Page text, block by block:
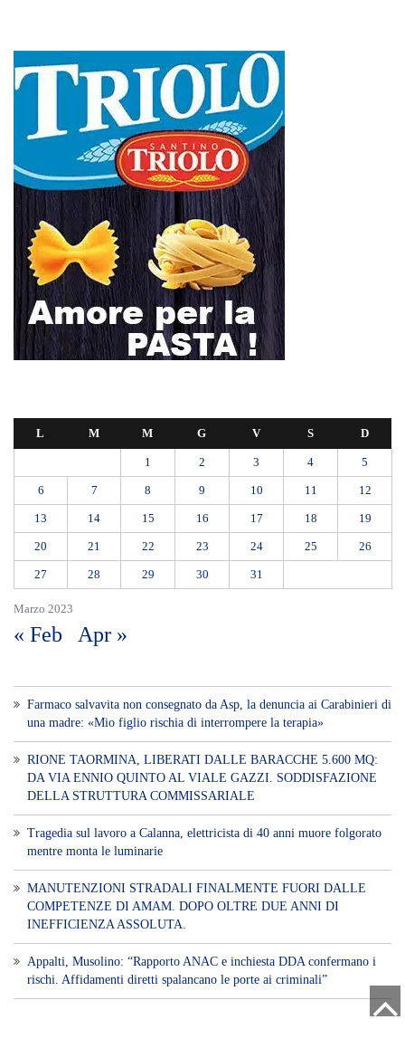
Marzo 2023
L M M G V S D
1 2 3 4 5
6 7 8 9 10 11 12
13 14 15 16 17 18 19
20 21 22 23 24 25 26
27 28 29 30 31
« Feb Apr »
Farmaco salvavita non consegnato da Asp, la denuncia ai Carabinieri di
una madre: «Mio figlio rischia di interrompere la terapia»
RIONE TAORMINA, LIBERATI DALLE BARACCHE 5.600 MQ:
DA VIA ENNIO QUINTO AL VIALE GAZZI. SODDISFAZIONE
DELLA STRUTTURA COMMISSARIALE
Tragedia sul lavoro a Calanna, elettricista di 40 anni muore folgorato
mentre monta le luminarie
MANUTENZIONI STRADALI FINALMENTE FUORI DALLE
COMPETENZE DI AMAM. DOPO OLTRE DUE ANNI DI
INEFFICIENZA ASSOLUTA.
​Appalti, Musolino: “Rapporto ANAC e inchiesta DDA confermano i
rischi. Affidamenti diretti spalancano le porte ai criminali”